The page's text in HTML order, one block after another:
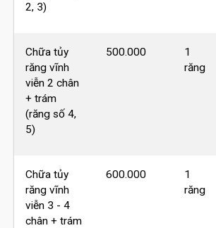
2, 3)
Chữa tủy
răng vĩnh
viễn 2 chân
+ trám
(răng số 4,
5)
500.000
1
răng
Chữa tủy
răng vĩnh
viễn 3 - 4
chân + trám
600.000
1
răng